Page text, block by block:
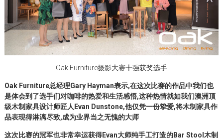
Oak Furniture摄影大赛十强获奖选手
Oak Furniture总经理Gary Hayman表示,在这次比赛的作品中我们也
是体会到了选手们对咖啡的热爱和生活感悟,这种热情就如我们澳洲顶
级木制家具设计师匠人Evan Dunstone,他仅凭一份挚爱,将木制家具作
品表现得淋漓尽致,成为业界当之无愧的大师
这次比赛的冠军也非常幸运获得Evan大师纯手工打造的Bar Stool木制